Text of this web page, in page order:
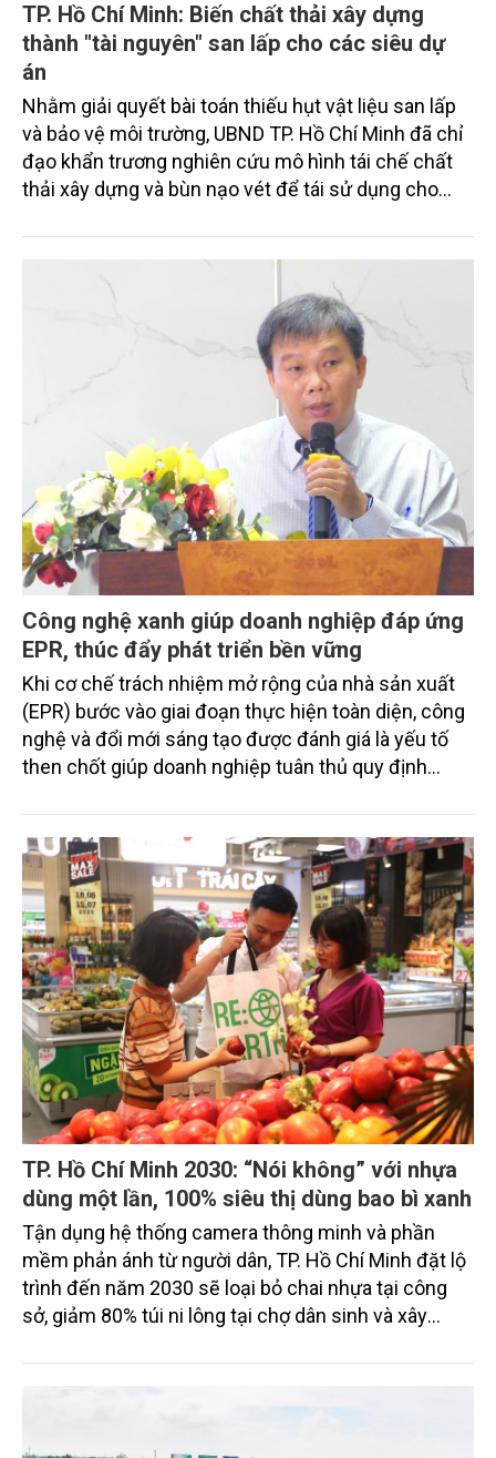
TP. Hồ Chí Minh: Biến chất thải xây dựng
thành "tài nguyên" san lấp cho các siêu dự
án
Nhằm giải quyết bài toán thiếu hụt vật liệu san lấp
và bảo vệ môi trường, UBND TP. Hồ Chí Minh đã chỉ
đạo khẩn trương nghiên cứu mô hình tái chế chất
thải xây dựng và bùn nạo vét để tái sử dụng cho
Công nghệ xanh giúp doanh nghiệp đáp ứng
EPR, thúc đẩy phát triển bền vững
Khi cơ chế trách nhiệm mở rộng của nhà sản xuất
(EPR) bước vào giai đoạn thực hiện toàn diện, công
nghệ và đổi mới sáng tạo được đánh giá là yếu tố
then chốt giúp doanh nghiệp tuân thủ quy định
đổi sang mô hình kinh tế tuần hoàn và phát triển
bền vững.
TP. Hồ Chí Minh 2030: “Nói không” với nhựa
dùng một lần, 100% siêu thị dùng bao bì xanh
Tận dụng hệ thống camera thông minh và phần
mềm phản ánh từ người dân, TP. Hồ Chí Minh đặt lộ
trình đến năm 2030 sẽ loại bỏ chai nhựa tại công
sở, giảm 80% túi ni lông tại chợ dân sinh và xây